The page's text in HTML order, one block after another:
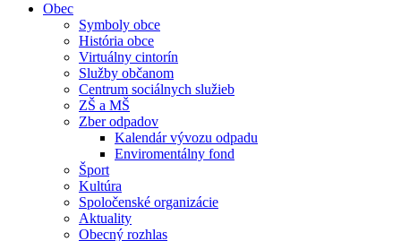
Obec
Symboly obce
História obce
Virtuálny cintorín
Služby občanom
Centrum sociálnych služieb
ZŠ a MŠ
Zber odpadov
Kalendár vývozu odpadu
Enviromentálny fond
Šport
Kultúra
Spoločenské organizácie
Aktuality
Obecný rozhlas